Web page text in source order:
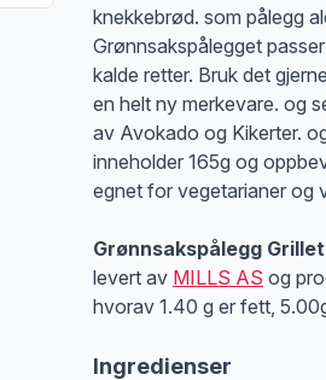
knekkebrød. som pålegg
Grønnsakspålegget
kalde retter. Bruk det
en helt ny merkevare. og
av Avokado og Kikerter.
inneholder 165g og
egnet for vegetarianer og
Grønnsakspålegg
levert av MILLS AS og
hvorav 1.40 g er fett,
Ingredienser